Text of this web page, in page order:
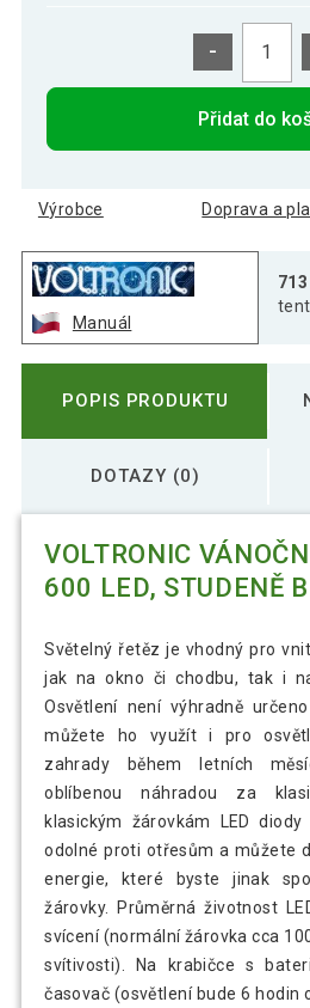
-
Přidat do
Výrobce Doprava a
Manuál
713
POPIS PRODUKTU
DOTAZY (0)
VOLTRONIC
600 LED, STUDENĚ
Světelný řetěz je vhodný pro
jak na okno či chodbu, tak i
Osvětlení není výhradně
můžete ho využít i pro
zahrady během letních
oblíbenou náhradou za
klasickým žárovkám LED
odolné proti otřesům a můžete
energie, které byste jinak
žárovky. Průměrná životnost
svícení (normální žárovka cca
svítivosti). Na krabičce s
časovač (osvětlení bude 6 hodin